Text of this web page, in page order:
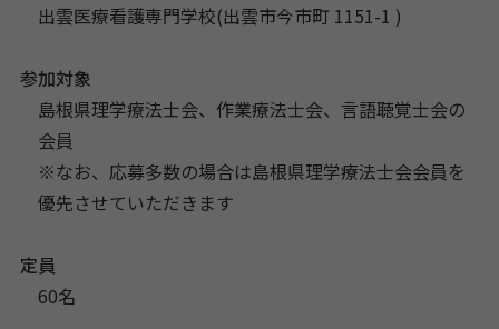
出雲医療看護専門学校(出雲市今市町 1151-1 )
参加対象
島根県理学療法士会、作業療法士会、言語聴覚士会の
会員
※なお、応募多数の場合は島根県理学療法士会会員を
優先させていただきます
定員
60名